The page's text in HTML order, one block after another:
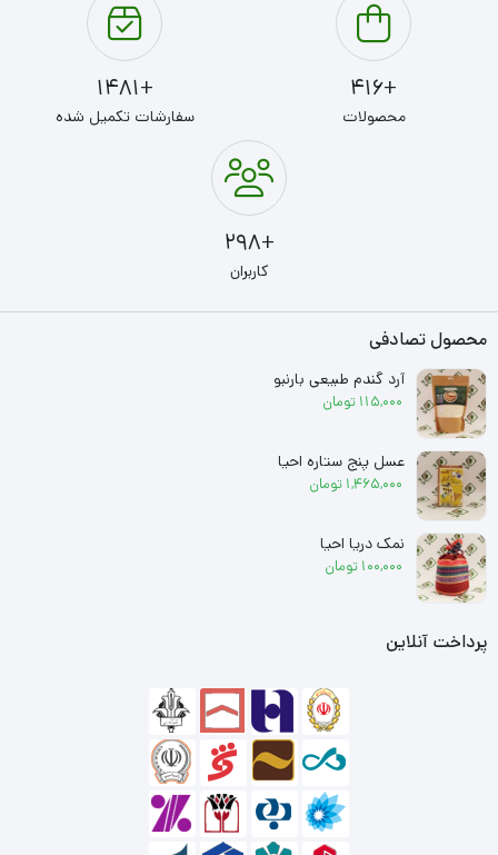
+416
محصولات
+1481
سفارشات تکمیل شده
+298
کاربران
محصول تصادفی
آرد گندم طبیعی بارنبو
115,000 تومان
عسل پنج ستاره احیا
1,465,000 تومان
نمک دریا احیا
100,000 تومان
پرداخت آنلاین